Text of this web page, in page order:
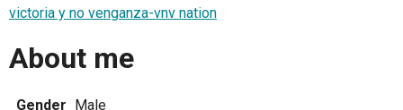
victoria y no venganza-vnv nation
About me
Gender Male